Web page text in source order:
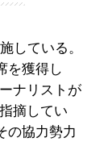
している。
を獲得し
ナリストが
摘してい
の協力勢力